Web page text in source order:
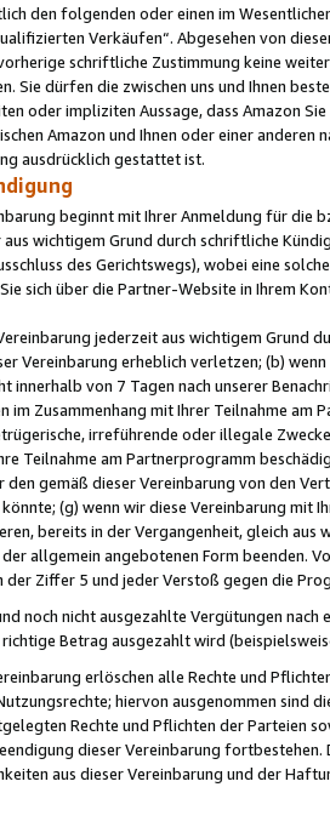
den folgenden oder einen im
Verkäufen“. Abgesehen von
schriftliche Zustimmung keine
Sie dürfen die zwischen uns und Ihnen
oder impliziten Aussage, dass Amazon
Amazon und Ihnen oder einer
ausdrücklich gestattet ist.
beginnt mit Ihrer Anmeldung für die
wichtigem Grund durch schriftliche
des Gerichtswegs), wobei eine
sich über die Partner-Website in Ihrem
jederzeit aus wichtigem Grund
Vereinbarung erheblich verletzen; (b)
innerhalb von 7 Tagen nach unserer
im Zusammenhang mit Ihrer Teilnahme am
irreführende oder illegale
Teilnahme am Partnerprogramm
den gemäß dieser Vereinbarung von den
(g) wenn wir diese Vereinbarung mit
bereits in der Vergangenheit, gleich
allgemein angebotenen Form beenden.
der Ziffer 5 und jeder Verstoß gegen die
noch nicht ausgezahlte Vergütungen
Betrag ausgezahlt wird
erlöschen alle Rechte und
hiervon ausgenommen sind
Rechte und Pflichten der Parteien
dieser Vereinbarung
aus dieser Vereinbarung und der